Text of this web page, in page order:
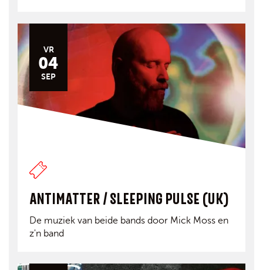
VR
04
SEP
ANTIMATTER / SLEEPING PULSE (UK)
De muziek van beide bands door Mick Moss en
z'n band